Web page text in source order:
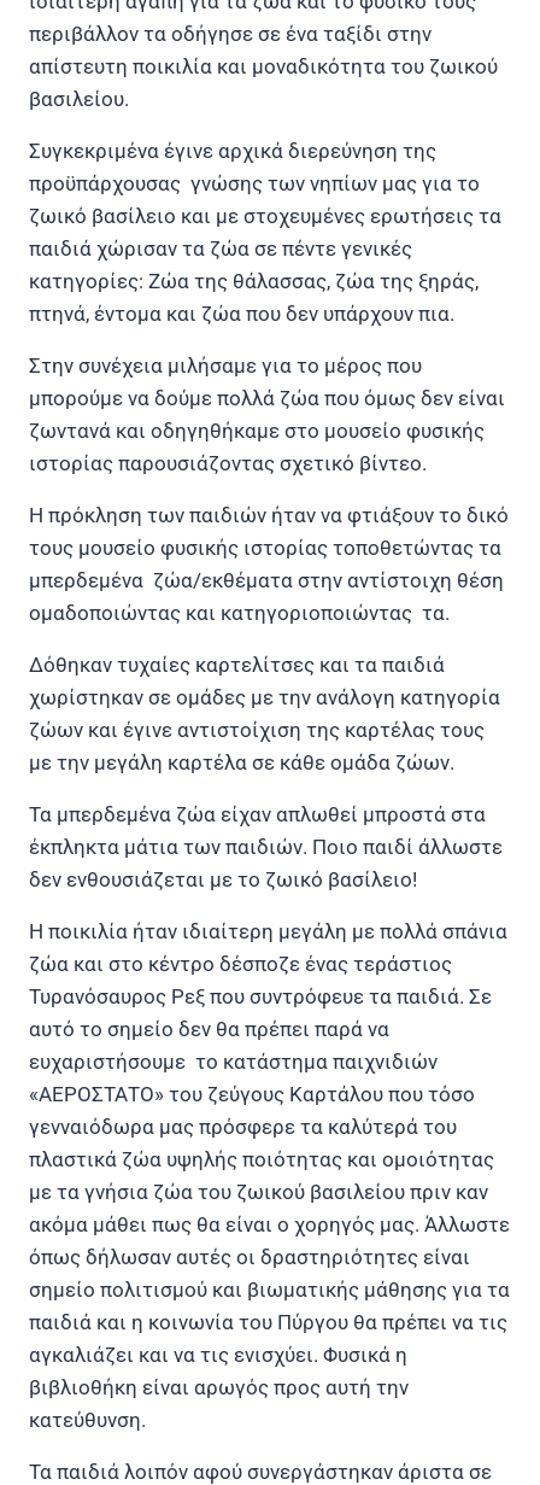
περιβάλλον τα οδήγησε σε ένα ταξίδι στην
απίστευτη ποικιλία και μοναδικότητα του ζωικού
βασιλείου.
Συγκεκριμένα έγινε αρχικά διερεύνηση της
προϋπάρχουσας γνώσης των νηπίων μας για το
ζωικό βασίλειο και με στοχευμένες ερωτήσεις τα
παιδιά χώρισαν τα ζώα σε πέντε γενικές
κατηγορίες: Ζώα της θάλασσας, ζώα της ξηράς,
πτηνά, έντομα και ζώα που δεν υπάρχουν πια.
Στην συνέχεια μιλήσαμε για το μέρος που
μπορούμε να δούμε πολλά ζώα που όμως δεν είναι
ζωντανά και οδηγηθήκαμε στο μουσείο φυσικής
ιστορίας παρουσιάζοντας σχετικό βίντεο.
Η πρόκληση των παιδιών ήταν να φτιάξουν το δικό
τους μουσείο φυσικής ιστορίας τοποθετώντας τα
μπερδεμένα ζώα/εκθέματα στην αντίστοιχη θέση
ομαδοποιώντας και κατηγοριοποιώντας τα.
Δόθηκαν τυχαίες καρτελίτσες και τα παιδιά
χωρίστηκαν σε ομάδες με την ανάλογη κατηγορία
ζώων και έγινε αντιστοίχιση της καρτέλας τους
με την μεγάλη καρτέλα σε κάθε ομάδα ζώων.
Τα μπερδεμένα ζώα είχαν απλωθεί μπροστά στα
έκπληκτα μάτια των παιδιών. Ποιο παιδί άλλωστε
δεν ενθουσιάζεται με το ζωικό βασίλειο!
Η ποικιλία ήταν ιδιαίτερη μεγάλη με πολλά σπάνια
ζώα και στο κέντρο δέσποζε ένας τεράστιος
Τυρανόσαυρος Ρεξ που συντρόφευε τα παιδιά. Σε
αυτό το σημείο δεν θα πρέπει παρά να
ευχαριστήσουμε το κατάστημα παιχνιδιών
«ΑΕΡΟΣΤΑΤΟ» του ζεύγους Καρτάλου που τόσο
γενναιόδωρα μας πρόσφερε τα καλύτερά του
πλαστικά ζώα υψηλής ποιότητας και ομοιότητας
με τα γνήσια ζώα του ζωικού βασιλείου πριν καν
ακόμα μάθει πως θα είναι ο χορηγός μας. Άλλωστε
όπως δήλωσαν αυτές οι δραστηριότητες είναι
σημείο πολιτισμού και βιωματικής μάθησης για τα
παιδιά και η κοινωνία του Πύργου θα πρέπει να τις
αγκαλιάζει και να τις ενισχύει. Φυσικά η
βιβλιοθήκη είναι αρωγός προς αυτή την
κατεύθυνση.
Τα παιδιά λοιπόν αφού συνεργάστηκαν άριστα σε